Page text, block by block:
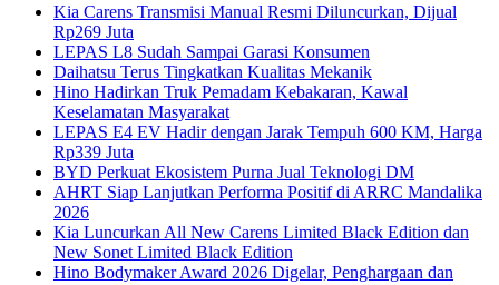
Kia Carens Transmisi Manual Resmi Diluncurkan, Dijual
Rp269 Juta
LEPAS L8 Sudah Sampai Garasi Konsumen
Daihatsu Terus Tingkatkan Kualitas Mekanik
Hino Hadirkan Truk Pemadam Kebakaran, Kawal
Keselamatan Masyarakat
LEPAS E4 EV Hadir dengan Jarak Tempuh 600 KM, Harga
Rp339 Juta
BYD Perkuat Ekosistem Purna Jual Teknologi DM
AHRT Siap Lanjutkan Performa Positif di ARRC Mandalika
2026
Kia Luncurkan All New Carens Limited Black Edition dan
New Sonet Limited Black Edition
Hino Bodymaker Award 2026 Digelar, Penghargaan dan